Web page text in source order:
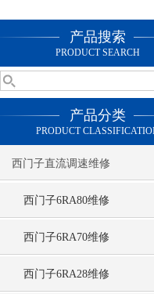
产品搜索
PRODUCT SEARCH
产品分类
PRODUCT
西门子直流调速维修
西门子6RA80维修
西门子6RA70维修
西门子6RA28维修